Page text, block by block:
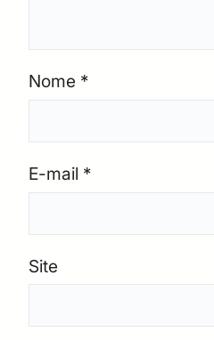
Nome *
E-mail *
Site